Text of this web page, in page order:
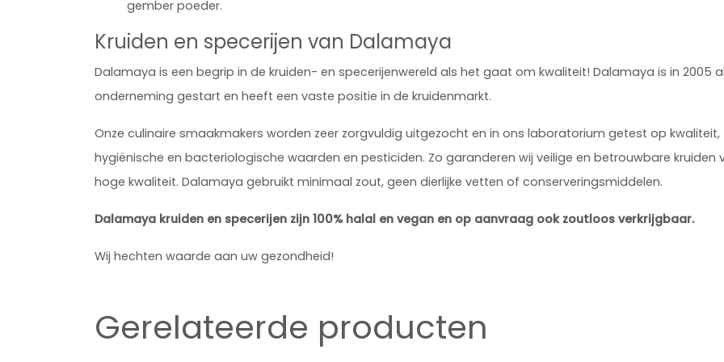
gember poeder.
Kruiden en specerijen van Dalamaya
Dalamaya is een begrip in de kruiden- en specerijenwereld als het gaat om kwaliteit! Dalamaya is in 2005
onderneming gestart en heeft een vaste positie in de kruidenmarkt.
Onze culinaire smaakmakers worden zeer zorgvuldig uitgezocht en in ons laboratorium getest op kwaliteit,
hygiënische en bacteriologische waarden en pesticiden. Zo garanderen wij veilige en betrouwbare kruiden
hoge kwaliteit. Dalamaya gebruikt minimaal zout, geen dierlijke vetten of conserveringsmiddelen.
Dalamaya kruiden en specerijen zijn 100% halal en vegan en op aanvraag ook zoutloos verkrijgbaar.
Wij hechten waarde aan uw gezondheid!
Gerelateerde producten